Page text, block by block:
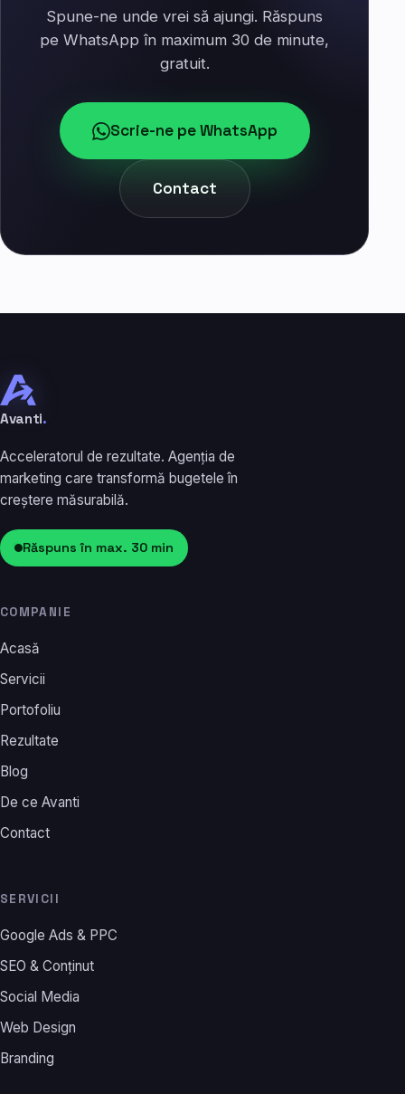
Spune-ne unde vrei să ajungi. Răspuns
pe WhatsApp în maximum 30 de minute,
gratuit.
Scrie-ne pe WhatsApp
Contact
Avanti.
Acceleratorul de rezultate. Agenția de
marketing care transformă bugetele în
creștere măsurabilă.
Răspuns în max. 30 min
COMPANIE
Acasă
Servicii
Portofoliu
Rezultate
Blog
De ce Avanti
Contact
SERVICII
Google Ads & PPC
SEO & Conținut
Social Media
Web Design
Branding